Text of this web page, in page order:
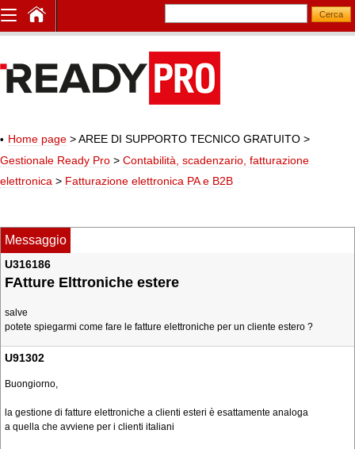
Home page > AREE DI SUPPORTO TECNICO GRATUITO >
Gestionale Ready Pro > Contabilità, scadenzario, fatturazione
elettronica > Fatturazione elettronica PA e B2B
Messaggio
U316186
FAtture Elttroniche estere
salve
potete spiegarmi come fare le fatture elettroniche per un cliente estero ?
U91302
Buongiorno,
la gestione di fatture elettroniche a clienti esteri è esattamente analoga
a quella che avviene per i clienti italiani